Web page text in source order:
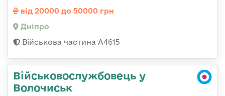
від 20000 до 50000 грн
Дніпро
Військова частина А4615
Військовослужбовець у
Волочиськ